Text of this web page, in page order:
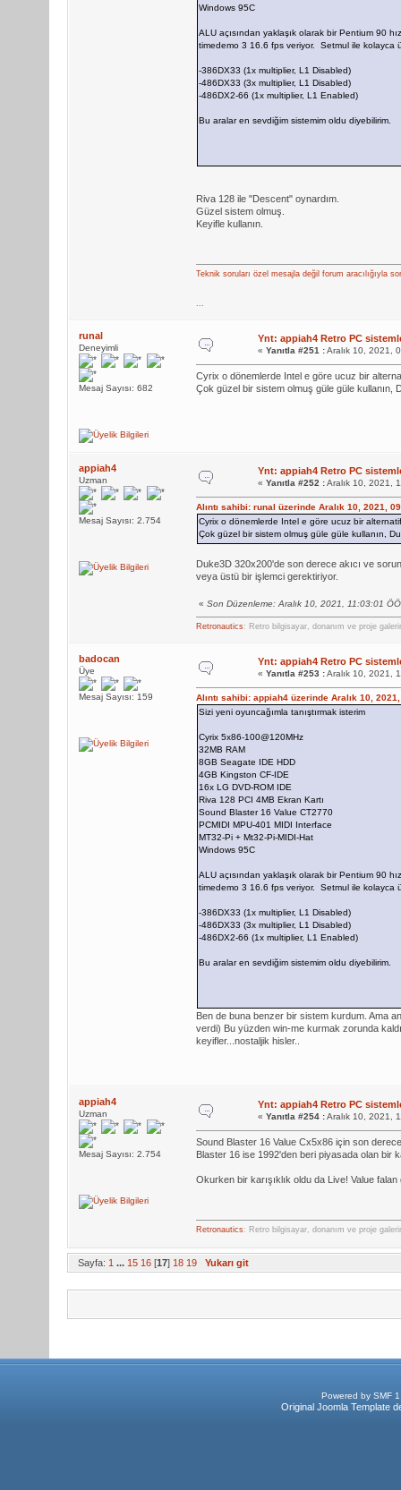
Windows 95C
ALU açısından yaklaşık olarak bir Pentium 90
timedemo 3 16.6 fps veriyor. Setmul ile kolayca
-386DX33 (1x multiplier, L1 Disabled)
-486DX33 (3x multiplier, L1 Disabled)
-486DX2-66 (1x multiplier, L1 Enabled)
Bu aralar en sevdiğim sistemim oldu diyebilirim.
Riva 128 ile "Descent" oynardım.
Güzel sistem olmuş.
Keyifle kullanın.
Teknik soruları özel mesajla değil forum aracılığıyla
...
runal
Deneyimli
Mesaj Sayısı: 682
Ynt: appiah4 Retro PC
« Yanıtla #251 :Aralık 10, 2021,
Cyrix o dönemlerde Intel e göre ucuz bir
Çok güzel bir sistem olmuş güle güle
appiah4
Uzman
Mesaj Sayısı: 2.754
Ynt: appiah4 Retro PC
« Yanıtla #252 :Aralık 10, 2021,
Alıntı sahibi: runal üzerinde Aralık 10, 2021,
Cyrix o dönemlerde Intel e göre ucuz bir
Çok güzel bir sistem olmuş güle güle kullanın,
Duke3D 320x200'de son derece akıcı ve
veya üstü bir işlemci gerektiriyor.
« Son Düzenleme: Aralık 10, 2021, 11:03:01
Retronautics: Retro bilgisayar, donanım ve proje
badocan
Üye
Mesaj Sayısı: 159
Ynt: appiah4 Retro PC
« Yanıtla #253 :Aralık 10, 2021,
Alıntı sahibi: appiah4 üzerinde Aralık 10,
Sizi yeni oyuncağımla tanıştırmak isterim
Cyrix 5x86-100@120MHz
32MB RAM
8GB Seagate IDE HDD
4GB Kingston CF-IDE
16x LG DVD-ROM IDE
Riva 128 PCI 4MB Ekran Kartı
Sound Blaster 16 Value CT2770
PCMIDI MPU-401 MIDI Interface
MT32-Pi + Mt32-Pi-MIDI-Hat
Windows 95C
ALU açısından yaklaşık olarak bir Pentium 90
timedemo 3 16.6 fps veriyor. Setmul ile kolayca
-386DX33 (1x multiplier, L1 Disabled)
-486DX33 (3x multiplier, L1 Disabled)
-486DX2-66 (1x multiplier, L1 Enabled)
Bu aralar en sevdiğim sistemim oldu diyebilirim.
Ben de buna benzer bir sistem kurdum. Ama
verdi) Bu yüzden win-me kurmak zorunda
keyifler...nostaljik hisler..
appiah4
Uzman
Mesaj Sayısı: 2.754
Ynt: appiah4 Retro PC
« Yanıtla #254 :Aralık 10, 2021,
Sound Blaster 16 Value Cx5x86 için son
Blaster 16 ise 1992'den beri piyasada olan bir
Okurken bir karışıklık oldu da Live! Value
Retronautics: Retro bilgisayar, donanım ve proje
Sayfa: 1 ... 15 16 [17] 18 19 Yukarı git
Powered by SMF
Original Joomla Template